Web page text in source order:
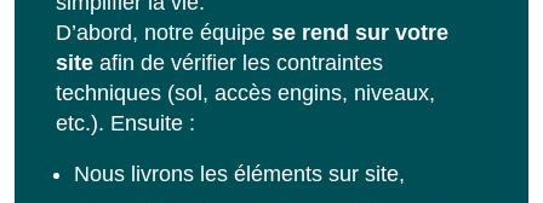
D’abord, notre équipe se rend sur votre
siteafin de vérifier les contraintes
techniques (sol, accès engins, niveaux,
etc.). Ensuite :
Nous livrons les éléments sur site,